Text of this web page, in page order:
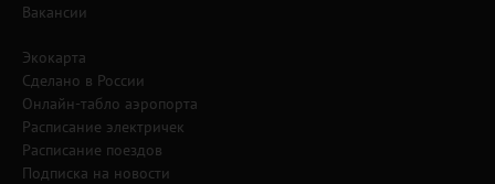
Вакансии
Экокарта
Сделано в России
Онлайн-табло аэропорта
Расписание электричек
Расписание поездов
Подписка на новости